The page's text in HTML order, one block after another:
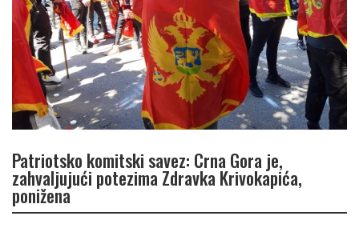
Patriotsko komitski savez: Crna Gora je,
zahvaljujući potezima Zdravka Krivokapića,
ponižena